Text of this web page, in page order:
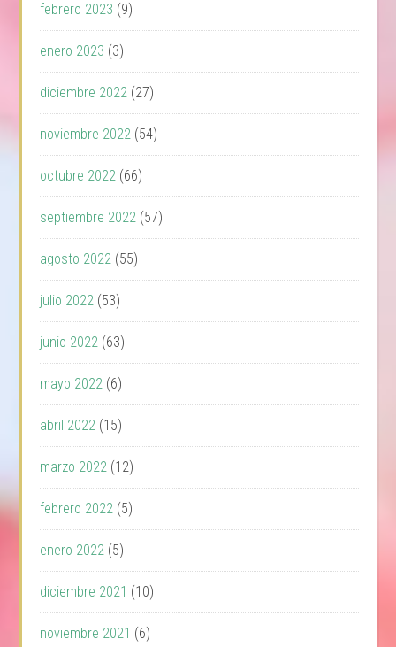
febrero 2023 (9)
enero 2023 (3)
diciembre 2022 (27)
noviembre 2022 (54)
octubre 2022 (66)
septiembre 2022 (57)
agosto 2022 (55)
julio 2022 (53)
junio 2022 (63)
mayo 2022 (6)
abril 2022 (15)
marzo 2022 (12)
febrero 2022 (5)
enero 2022 (5)
diciembre 2021 (10)
noviembre 2021 (6)